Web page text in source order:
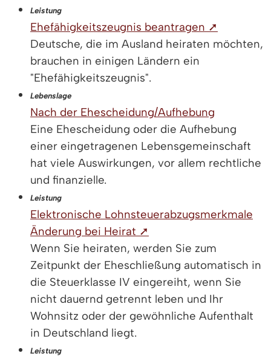
Leistung
Ehefähigkeitszeugnis beantragen ➚
Deutsche, die im Ausland heiraten möchten,
brauchen in einigen Ländern ein
"Ehefähigkeitszeugnis".
Lebenslage
Nach der Ehescheidung/Aufhebung
Eine Ehescheidung oder die Aufhebung
einer eingetragenen Lebensgemeinschaft
hat viele Auswirkungen, vor allem rechtliche
und finanzielle.
Leistung
Elektronische Lohnsteuerabzugsmerkmale
Änderung bei Heirat ➚
Wenn Sie heiraten, werden Sie zum
Zeitpunkt der Eheschließung automatisch in
die Steuerklasse IV eingereiht, wenn Sie
nicht dauernd getrennt leben und Ihr
Wohnsitz oder der gewöhnliche Aufenthalt
in Deutschland liegt.
Leistung